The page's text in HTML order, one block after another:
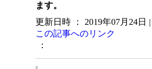
ます。
更新日時 ： 2019年07月24日 |
この記事へのリンク
：